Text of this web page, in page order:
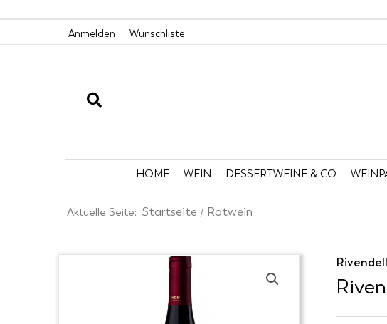
Zum
Inhalt
Anmelden Wunschliste
HOME WEIN DESSERTWEINE & CO
Aktuelle Seite: Start­sei­te / Rotwein
Rivendell